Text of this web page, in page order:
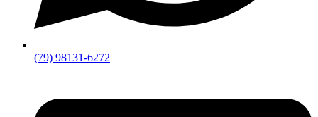
(79) 98131-6272